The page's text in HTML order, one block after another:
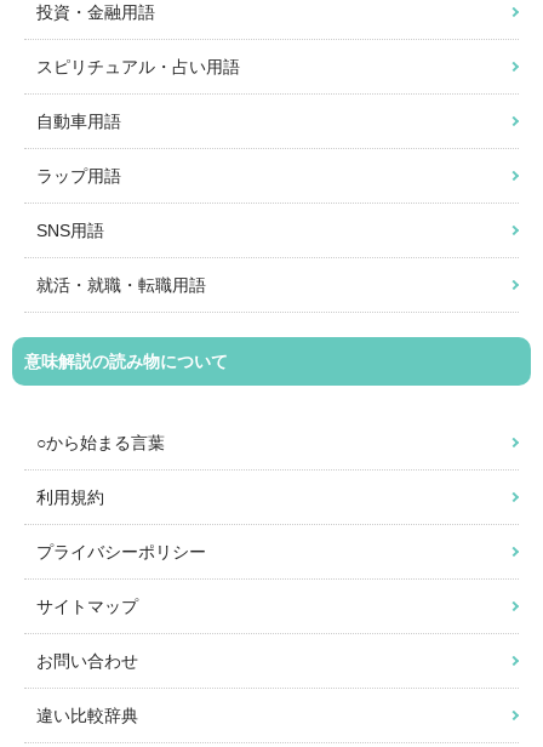
投資・金融用語
スピリチュアル・占い用語
自動車用語
ラップ用語
SNS用語
就活・就職・転職用語
意味解説の読み物について
○から始まる言葉
利用規約
プライバシーポリシー
サイトマップ
お問い合わせ
違い比較辞典